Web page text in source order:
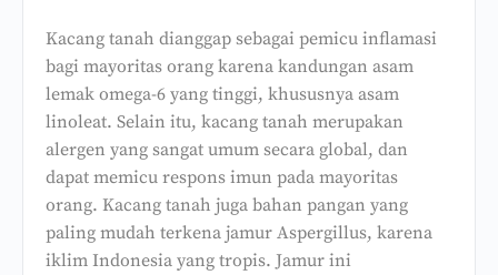
Kacang tanah dianggap sebagai pemicu inflamasi
bagi mayoritas orang karena kandungan asam
lemak omega-6 yang tinggi, khususnya asam
linoleat. Selain itu, kacang tanah merupakan
alergen yang sangat umum secara global, dan
dapat memicu respons imun pada mayoritas
orang. Kacang tanah juga bahan pangan yang
paling mudah terkena jamur Aspergillus, karena
iklim Indonesia yang tropis. Jamur ini